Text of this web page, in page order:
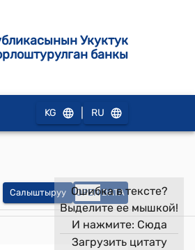
Укуктук
банкы
KG RU
Салыштыруу OPEN DATA
Ошибка в тексте?
Выделите ее мышкой!
И нажмите: Сюда
Загрузить цитату